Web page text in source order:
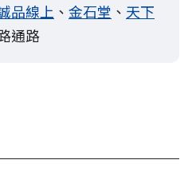
品線上 、 金石堂 、 天下
通路